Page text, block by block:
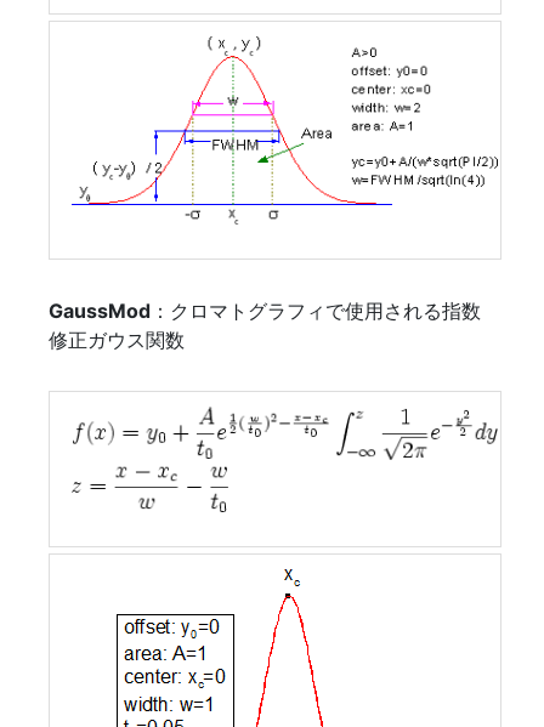
GaussMod ：クロマトグラフィで使用される指数
修正ガウス関数